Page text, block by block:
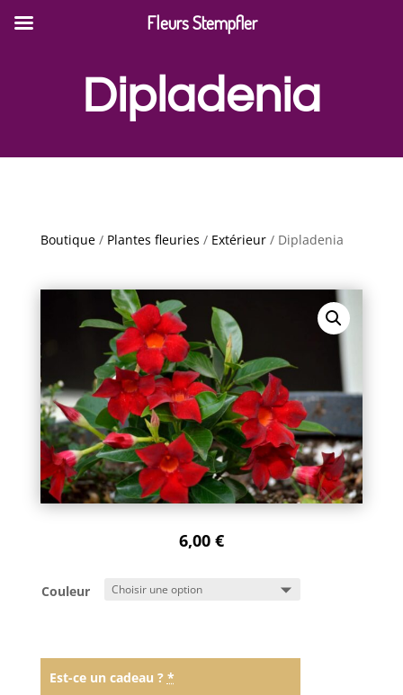
Dipladenia
Boutique/ Plantes fleuries / Extérieur/ Dipladenia
6,00 €
Couleur
Est-ce un cadeau ? *
Fleurs Stempfler